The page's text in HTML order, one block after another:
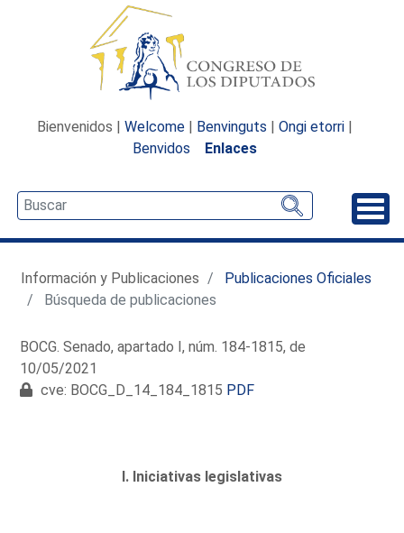
Bienvenidos | Welcome | Benvinguts | Ongi etorri |
Benvidos
Enlaces
Información y Publicaciones
Publicaciones Oficiales
Búsqueda de publicaciones
BOCG. Senado, apartado I, núm. 184-1815, de
10/05/2021
cve: BOCG_D_14_184_1815 PDF
I. Iniciativas legislativas